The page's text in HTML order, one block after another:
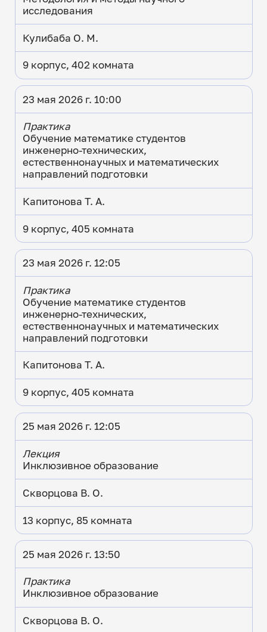
исследования
Кулибаба О. М.
9 корпус, 402 комната
23 мая 2026 г. 10:00
Практика
Обучение математике студентов
инженерно-технических,
естественнонаучных и математических
направлений подготовки
Капитонова Т. А.
9 корпус, 405 комната
23 мая 2026 г. 12:05
Практика
Обучение математике студентов
инженерно-технических,
естественнонаучных и математических
направлений подготовки
Капитонова Т. А.
9 корпус, 405 комната
25 мая 2026 г. 12:05
Лекция
Инклюзивное образование
Скворцова В. О.
13 корпус, 85 комната
25 мая 2026 г. 13:50
Практика
Инклюзивное образование
Скворцова В. О.